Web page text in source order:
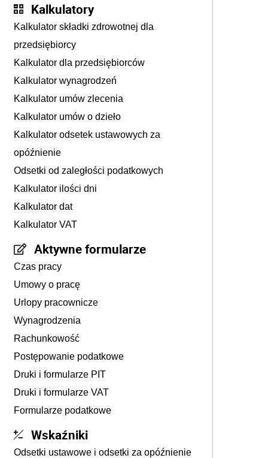
Kalkulatory
Kalkulator składki zdrowotnej dla
przedsiębiorcy
Kalkulator dla przedsiębiorców
Kalkulator wynagrodzeń
Kalkulator umów zlecenia
Kalkulator umów o dzieło
Kalkulator odsetek ustawowych za
opóźnienie
Odsetki od zaległości podatkowych
Kalkulator ilości dni
Kalkulator dat
Kalkulator VAT
Aktywne formularze
Czas pracy
Umowy o pracę
Urlopy pracownicze
Wynagrodzenia
Rachunkowość
Postępowanie podatkowe
Druki i formularze PIT
Druki i formularze VAT
Formularze podatkowe
Wskaźniki
Odsetki ustawowe i odsetki za opóźnienie